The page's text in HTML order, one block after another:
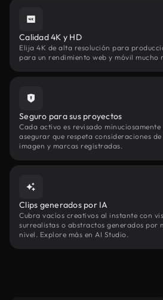
Calidad 4K y HD
Elija 4K de alta resolución para
para un rendimiento web y móvil mucho
Seguro para sus proyectos
Cada activo es revisado
asegurar que respeta consideraciones
imagen y marcas registradas.
Clips generados por IA
Cubra vacíos creativos al instante con
surrealistas o abstractos generados por
nivel. Explore más en AI Studio.